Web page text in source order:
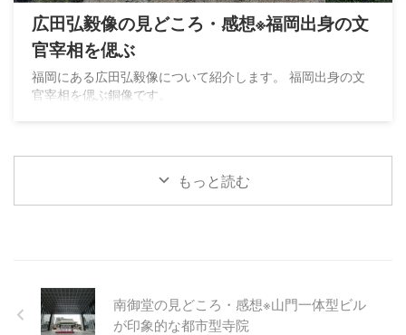
広田弘毅像の見どころ・感想※福岡出身の文
官宰相を偲ぶ
福岡にある広田弘毅像について紹介します。 福岡出身の文
官宰相を偲ぶ銅像です。
もっと読む
南御堂の見どころ・感想※山門一体型ビル
が印象的な都市型寺院